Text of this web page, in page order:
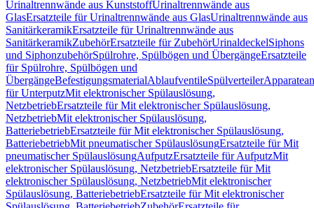
Urinaltrennwände aus KunststoffUrinaltrennwände aus
GlasErsatzteile für Urinaltrennwände aus GlasUrinaltrennwände aus
SanitärkeramikErsatzteile für Urinaltrennwände aus
SanitärkeramikZubehörErsatzteile für ZubehörUrinaldeckelSiphons
und SiphonzubehörSpülrohre, Spülbögen und ÜbergängeErsatzteile
für Spülrohre, Spülbögen und
ÜbergängeBefestigungsmaterialAblaufventileSpülverteiler
für UnterputzMit elektronischer Spülauslösung,
NetzbetriebErsatzteile für Mit elektronischer Spülauslösung,
NetzbetriebMit elektronischer Spülauslösung,
BatteriebetriebErsatzteile für Mit elektronischer Spülauslösung,
BatteriebetriebMit pneumatischer SpülauslösungErsatzteile für Mit
pneumatischer SpülauslösungAufputzErsatzteile für AufputzMit
elektronischer Spülauslösung, NetzbetriebErsatzteile für Mit
elektronischer Spülauslösung, NetzbetriebMit elektronischer
Spülauslösung, BatteriebetriebErsatzteile für Mit elektronischer